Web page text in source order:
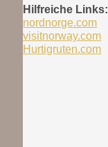
Hilfreiche Links:
nordnorge.com
visitnorway.com
Hurtigruten.com